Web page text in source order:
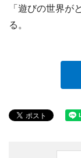
「遊びの世界
る。